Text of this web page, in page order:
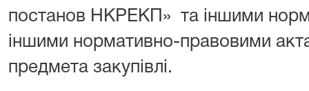
постанов НКРЕКП» та іншими
іншими нормативно-правовими
предмета закупівлі.